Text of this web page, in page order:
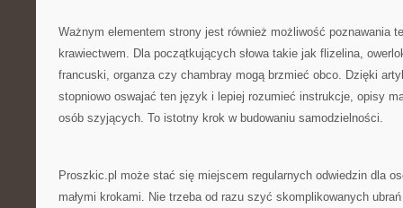
Ważnym elementem strony jest również możliwość poznawania
krawiectwem. Dla początkujących słowa takie jak flizelina,
francuski, organza czy chambray mogą brzmieć obco. Dzięki
stopniowo oswajać ten język i lepiej rozumieć instrukcje, opisy
osób szyjących. To istotny krok w budowaniu samodzielności.
Proszkic.pl może stać się miejscem regularnych odwiedzin dla
małymi krokami. Nie trzeba od razu szyć skomplikowanych